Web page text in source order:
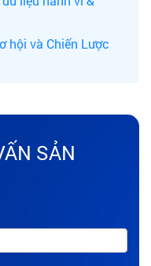
hội và Chiến Lược
SẢN